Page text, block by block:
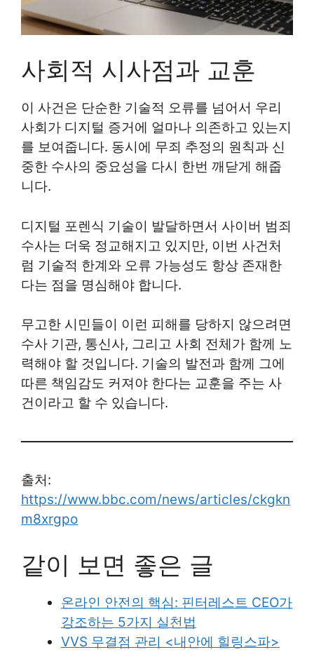
사회적 시사점과 교훈
이 사건은 단순한 기술적 오류를 넘어서 우리
사회가 디지털 증거에 얼마나 의존하고 있는지
를 보여줍니다. 동시에 무죄 추정의 원칙과 신
중한 수사의 중요성을 다시 한번 깨닫게 해줍
니다.
디지털 포렌식 기술이 발달하면서 사이버 범죄
수사는 더욱 정교해지고 있지만, 이번 사건처
럼 기술적 한계와 오류 가능성도 항상 존재한
다는 점을 명심해야 합니다.
무고한 시민들이 이런 피해를 당하지 않으려면
수사 기관, 통신사, 그리고 사회 전체가 함께 노
력해야 할 것입니다. 기술의 발전과 함께 그에
따른 책임감도 커져야 한다는 교훈을 주는 사
건이라고 할 수 있습니다.
출처:
https://www.bbc.com/news/articles/ckgkn
m8xrgpo
같이 보면 좋은 글
온라인 안전의 핵심: 핀터레스트 CEO가
강조하는 5가지 실천법
VVS 무결점 관리 <내안에 힐링스파>